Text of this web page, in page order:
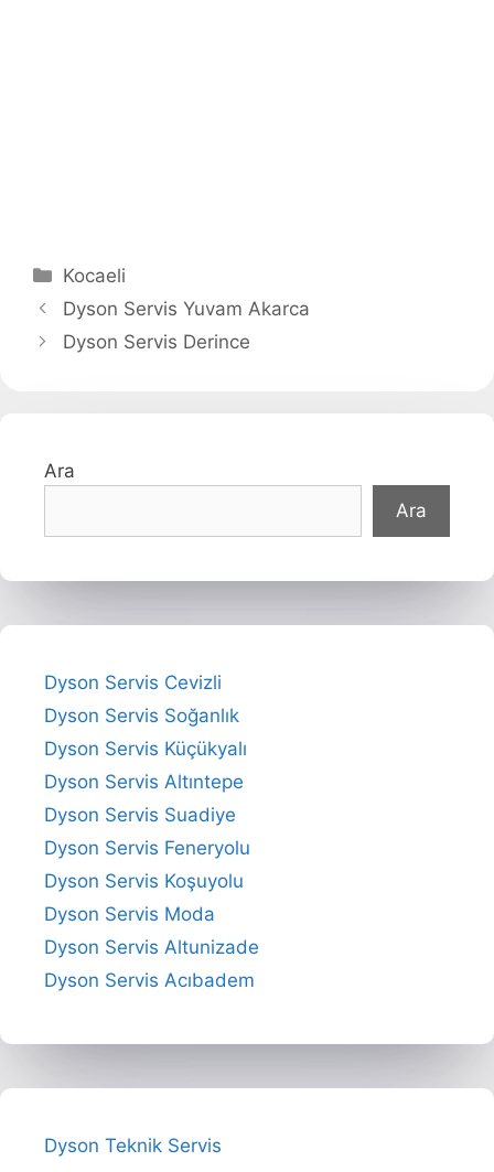
Kategoriler
Kocaeli
Dyson Servis Yuvam Akarca
Dyson Servis Derince
Ara
Ara
Dyson Servis Cevizli
Dyson Servis Soğanlık
Dyson Servis Küçükyalı
Dyson Servis Altıntepe
Dyson Servis Suadiye
Dyson Servis Feneryolu
Dyson Servis Koşuyolu
Dyson Servis Moda
Dyson Servis Altunizade
Dyson Servis Acıbadem
Dyson Teknik Servis